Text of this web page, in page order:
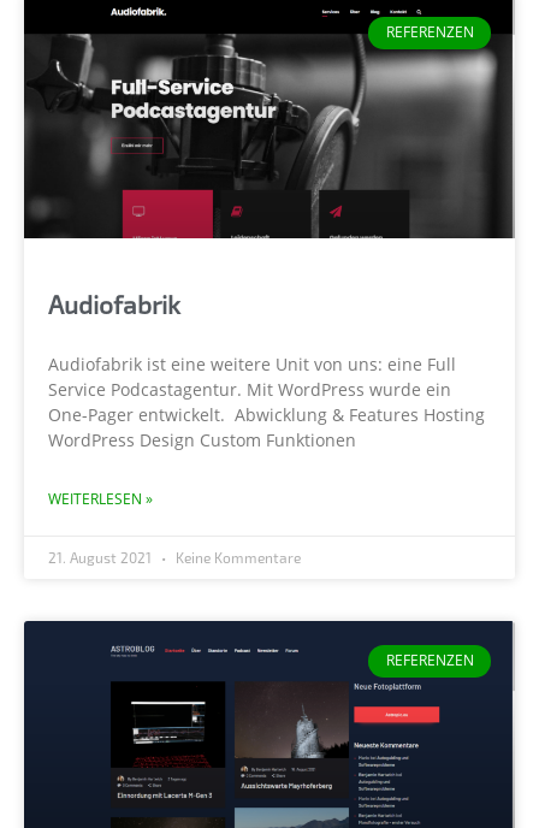
REFERENZEN
Audiofabrik
Audiofabrik ist eine weitere Unit von uns: eine Full
Service Podcastagentur. Mit WordPress wurde ein
One-Pager entwickelt. Abwicklung & Features Hosting
WordPress Design Custom Funktionen
WEITERLESEN »
21. August 2021 Keine Kommentare
REFERENZEN